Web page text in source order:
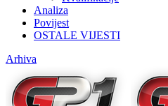
Analiza
Povijest
OSTALE VIJESTI
Arhiva